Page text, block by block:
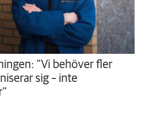
”Vi behöver fler
sig – inte